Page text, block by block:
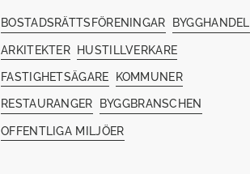
BOSTADSRÄTTSFÖRENINGAR
BYGGHANDEL
ARKITEKTER HUSTILLVERKARE
FASTIGHETSÄGARE KOMMUNER
RESTAURANGER BYGGBRANSCHEN
OFFENTLIGA MILJÖER